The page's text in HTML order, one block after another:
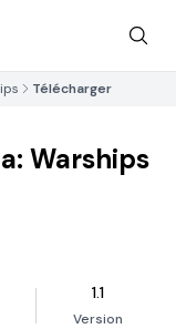
Télécharger
Warships
1.1
Version